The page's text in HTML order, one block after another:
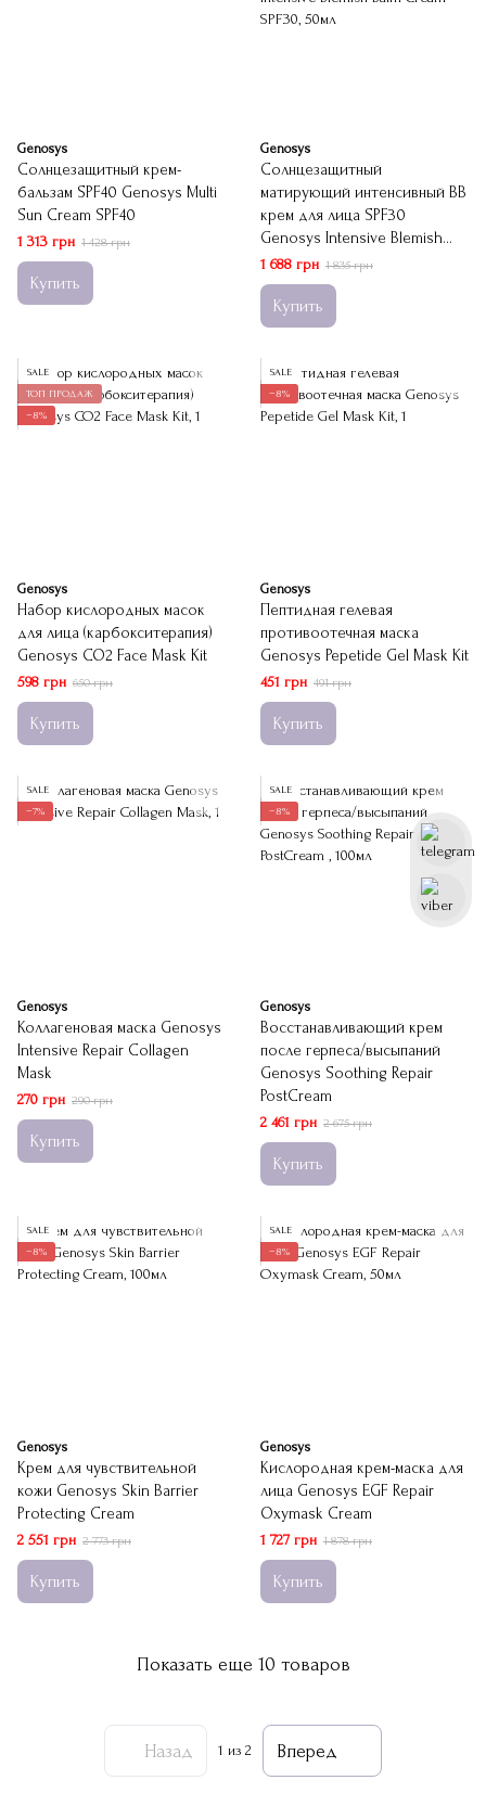
Genosys
Солнцезащитный крем-
бальзам SPF40 Genosys Multi
Sun Cream SPF40
1 313 грн 1 428 грн
Купить
Genosys
Солнцезащитный
матирующий интенсивный BB
крем для лица SPF30
Genosys Intensive Blemish
Balm Cream SPF30
1 688 грн 1 835 грн
Купить
SALE
ТОП ПРОДАЖ
−8%
Genosys
Набор кислородных масок
для лица (карбокситерапия)
Genosys CO2 Face Mask Kit
598 грн 650 грн
Купить
SALE
−8%
Genosys
Пептидная гелевая
противоотечная маска
Genosys Pepetide Gel Mask Kit
451 грн 491 грн
Купить
SALE
−7%
Genosys
Коллагеновая маска Genosys
Intensive Repair Collagen
Mask
270 грн 290 грн
Купить
SALE
−8%
Genosys
Восстанавливающий крем
после герпеса/высыпаний
Genosys Soothing Repair
PostCream
2 461 грн 2 675 грн
Купить
SALE
−8%
Genosys
Крем для чувствительной
кожи Genosys Skin Barrier
Protecting Cream
2 551 грн 2 773 грн
Купить
SALE
−8%
Genosys
Кислородная крем-маска для
лица Genosys EGF Repair
Oxymask Cream
1 727 грн 1 878 грн
Купить
Показать еще 10 товаров
Назад 1 из 2 Вперед